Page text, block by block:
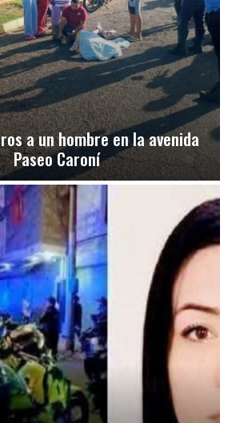
a un hombre en la avenida
Paseo Caroní